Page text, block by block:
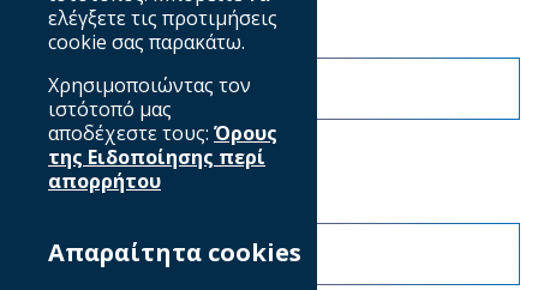
Όνομα
Επώνυμο
ελέγξετε τις προτιμήσεις
cookie σας παρακάτω.
Χρησιμοποιώντας τον
ιστότοπό μας
αποδέχεστε τους: Όρους
της Ειδοποίησης περί
απορρήτου
Απαραίτητα cookies